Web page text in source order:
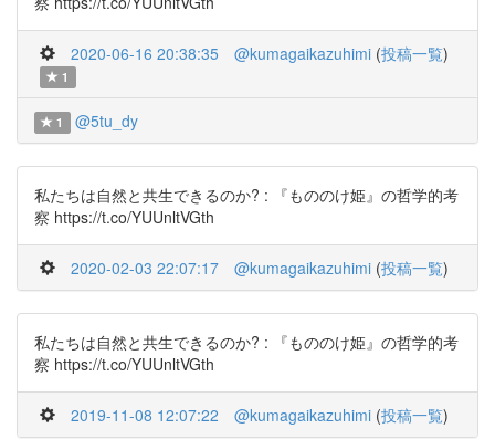
2020-06-16 20:38:35 @kumagaikazuhimi (投稿一覧)
1
1 @5tu_dy
私たちは自然と共生できるのか? : 『もののけ姫』の哲学的考
察 https://t.co/YUUnltVGth
2020-02-03 22:07:17 @kumagaikazuhimi (投稿一覧)
私たちは自然と共生できるのか? : 『もののけ姫』の哲学的考
察 https://t.co/YUUnltVGth
2019-11-08 12:07:22 @kumagaikazuhimi (投稿一覧)